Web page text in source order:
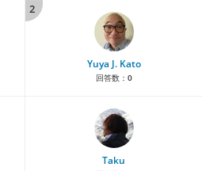
2
Yuya J. Kato
回答数： 0
Taku